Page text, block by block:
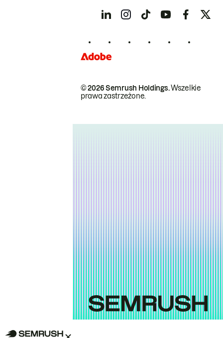
© 2026 Semrush Holdings.Wszelkie
prawa zastrzeżone.